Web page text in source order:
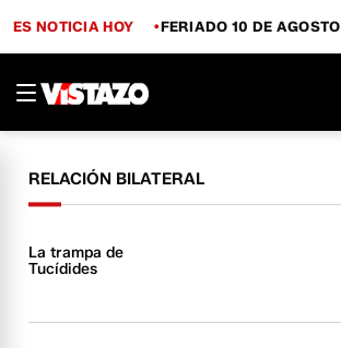
ES NOTICIA HOY FERIADO 10 DE AGOSTO
RELACIÓN BILATERAL
La trampa de
Tucídides